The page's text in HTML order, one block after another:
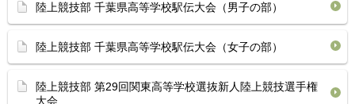
陸上競技部 千葉県高等学校駅伝大会（男子の部）
陸上競技部 千葉県高等学校駅伝大会（女子の部）
陸上競技部 第29回関東高等学校選抜新人陸上競技選手権
大会